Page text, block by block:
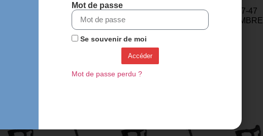
Pneu HUTCHINSON
ACROBAT 700×32
€ 20,89
HUTCHINSON 700*37-47
PRÉSENTE LA CHAMBRE
À AIR
Mot de passe
Se souvenir de moi
Accéder
Mot de passe perdu ?